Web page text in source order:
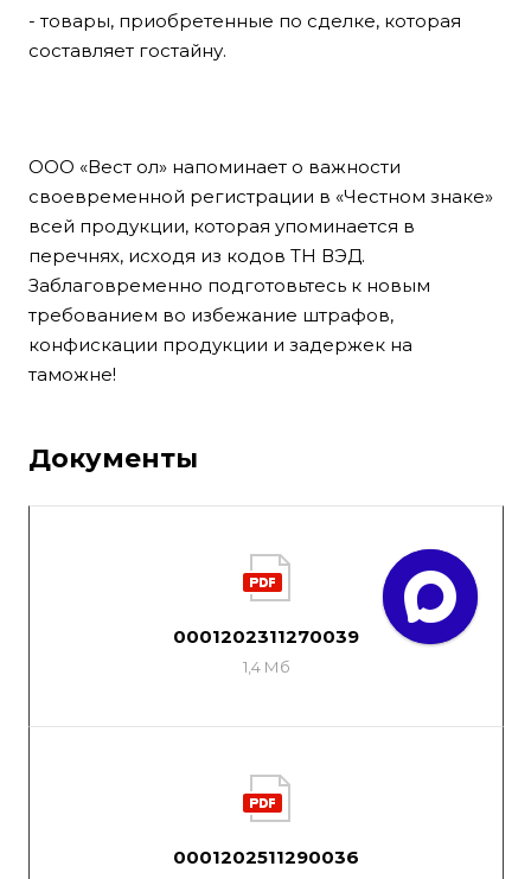
- товары, приобретенные по сделке, которая
составляет гостайну.
ООО «Вест ол» напоминает о важности
своевременной регистрации в «Честном знаке»
всей продукции, которая упоминается в
перечнях, исходя из кодов ТН ВЭД.
Заблаговременно подготовьтесь к новым
требованием во избежание штрафов,
конфискации продукции и задержек на
таможне!
Документы
0001202311270039
1,4 Мб
0001202511290036